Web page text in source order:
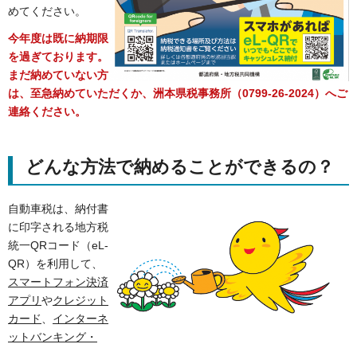
めてください。
今年度は既に納期限
を過ぎております。
まだ納めていない方
は、至急納めていただくか、洲本県税事務所（0799-26-2024）へご
連絡ください。
どんな方法で納めることができるの？
自動車税は、納付書
に印字される地方税
統一QRコード（eL-
QR）を利用して、
スマートフォン決済
アプリやクレジット
カード
インターネ
ットバンキング・